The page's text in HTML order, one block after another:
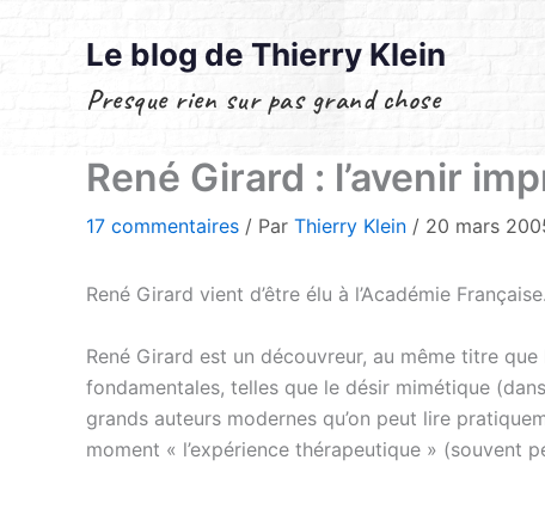
Le blog de Thierry Klein
Presque rien sur pas grand chose
René Girard : l’avenir
17 commentaires / Par Thierry Klein / 20 mars
René Girard vient d’être élu à l’Académie
René Girard est un découvreur, au même titre
fondamentales, telles que le désir mimétique
grands auteurs modernes qu’on peut lire
moment « l’expérience thérapeutique » (souvent